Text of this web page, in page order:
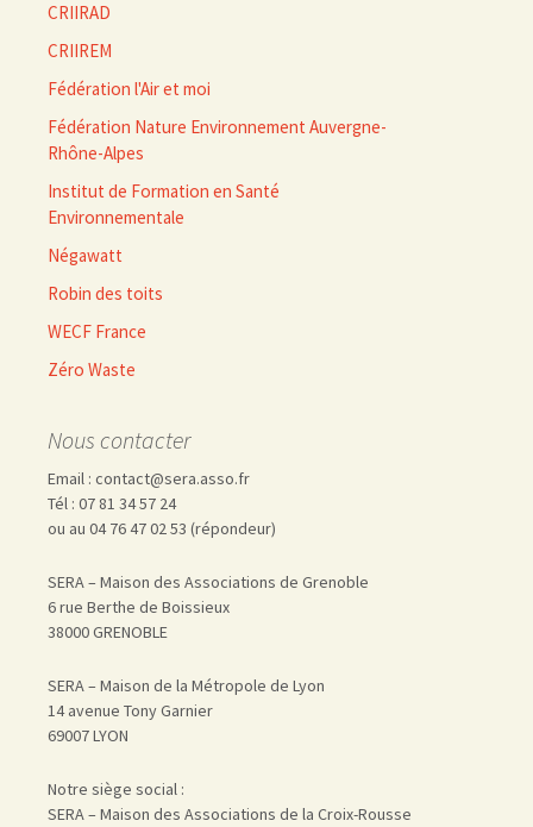
CRIIRAD
CRIIREM
Fédération l'Air et moi
Fédération Nature Environnement Auvergne-
Rhône-Alpes
Institut de Formation en Santé
Environnementale
Négawatt
Robin des toits
WECF France
Zéro Waste
Nous contacter
Email : contact@sera.asso.fr
Tél : 07 81 34 57 24
ou au 04 76 47 02 53 (répondeur)
SERA – Maison des Associations de Grenoble
6 rue Berthe de Boissieux
38000 GRENOBLE
SERA – Maison de la Métropole de Lyon
14 avenue Tony Garnier
69007 LYON
Notre siège social :
SERA – Maison des Associations de la Croix-Rousse